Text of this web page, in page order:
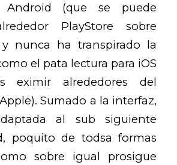
Android (que se puede
PlayStore sobre
nunca ha transpirado la
el pata lectura para iOS
eximir alrededores del
Sumado a la interfaz,
al sub siguiente
poquito de todsa formas
sobre igual prosigue